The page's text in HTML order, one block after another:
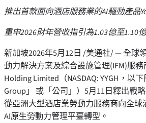
推出首款面向酒店服務業的AI驅動產品
重申2026財年營收指引為1.03億至1.10
新加坡2026年5月12日 /美通社/ — 全球
動力解決方案及綜合設施管理(IFM)服務
Holding Limited（NASDAQ: YYGH，以
Group」 或「公司」） 5月11日釋出戰
從亞洲大型酒店業勞動力服務商向全球
AI原生勞動力管理平臺轉型。